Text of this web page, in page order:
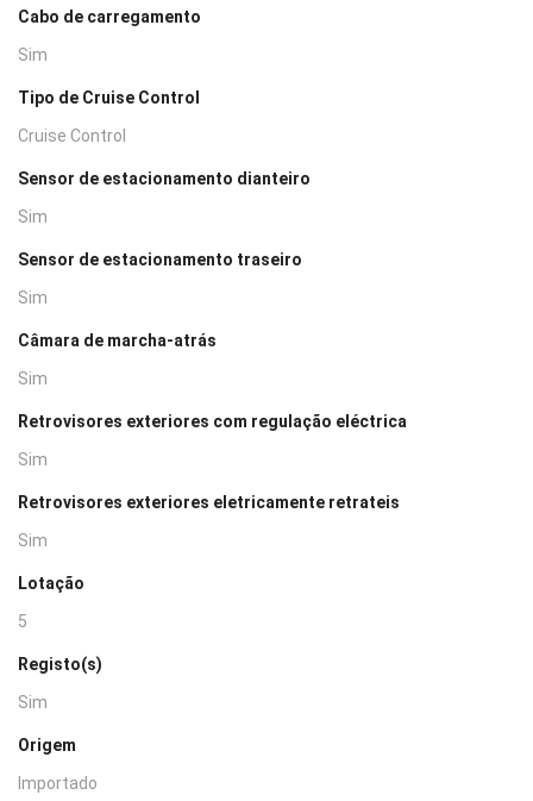
Cabo de carregamento
Sim
Tipo de Cruise Control
Cruise Control
Sensor de estacionamento dianteiro
Sim
Sensor de estacionamento traseiro
Sim
Câmara de marcha-atrás
Sim
Retrovisores exteriores com regulação eléctrica
Sim
Retrovisores exteriores eletricamente retrateis
Sim
Lotação
5
Registo(s)
Sim
Origem
Importado